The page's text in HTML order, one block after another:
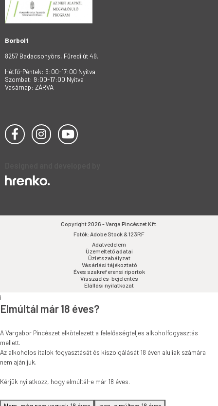
Borbolt
8257 Badacsonyörs, Füredi út 49.
Hétfő-Péntek: 9:00-17:00 Nyitva
Szombat: 9:00-17:00 Nyitva
Vasárnap: ZÁRVA
Copyright 2026 - Varga Pincészet Kft.
Fotók: Adobe Stock & 123RF
Adatvédelem
Üzemeltető adatai
Üzletszabályzat
Vásárlási tájékoztató
Éves szakreferensi riportok
Visszaélés-bejelentés
Elállási nyilatkozat
i
Elmúltál már 18 éves?
A Vargabor Pincészet elkötelezett a felelősségteljes alkoholfogyasztás
mellett.
Az alkoholos italok fogyasztását és kiszolgálását 18 éven aluliak számára
nem ajánljuk.
Kérjük nyilatkozz, hogy elmúltál-e már 18 éves.